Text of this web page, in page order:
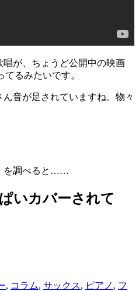
が、ちょうど公開中の映画
てるみたいです。
音が足されていますね。物々
を調べると……
いカバーされて
, コラム, サックス, ピアノ , フ